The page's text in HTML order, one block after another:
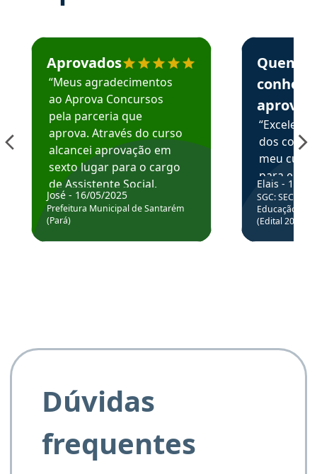
Estudante José recomenda o Aprova Concursos em
Aprovados
“Meus agradecimentos
ao Aprova Concursos
pela parceria que
aprova. Através do curso
alcancei aprovação em
sexto lugar para o cargo
de Assistente Social.
Hoje estou atuando na
Prefeitura de Santarém.
José - 16/05/2025
Prefeitura Municipal de Santarém
(Pará)
Estudante
Quem
aprova
dos
meu
para
colocar
através
de
Elais - 15/
SGC: SEC BA
Educação
(Edital
Dúvidas
frequentes